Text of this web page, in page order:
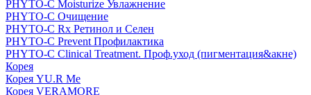
PHYTO-C Moisturize Увлажнение
PHYTO-C Очищение
PHYTO-C Rx Ретинол и Селен
PHYTO-C Prevent Профилактика
PHYTO-C Clinical Treatment. Проф.уход (пигментация&акне)
Корея
Корея YU.R Me
Корея VERAMORE